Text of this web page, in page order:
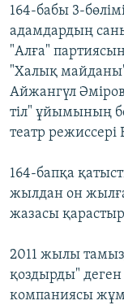
164-бабы 3-
адамдардың
"Алға"
"Халық
Айжангүл
тіл" ұйымының
театр режиссері
164-бапқа
жылдан он
жазасы
2011 жылы
қоздырды"
компаниясы